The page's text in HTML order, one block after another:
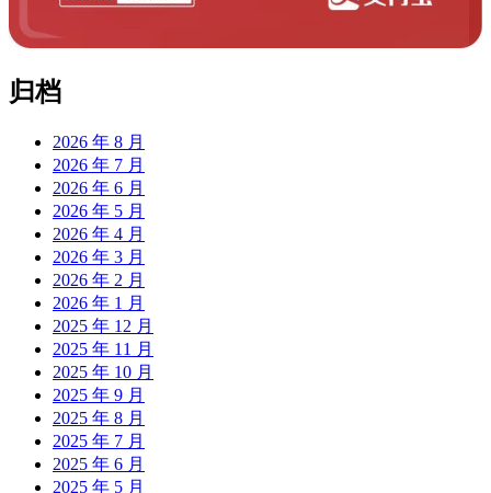
归档
2026 年 8 月
2026 年 7 月
2026 年 6 月
2026 年 5 月
2026 年 4 月
2026 年 3 月
2026 年 2 月
2026 年 1 月
2025 年 12 月
2025 年 11 月
2025 年 10 月
2025 年 9 月
2025 年 8 月
2025 年 7 月
2025 年 6 月
2025 年 5 月